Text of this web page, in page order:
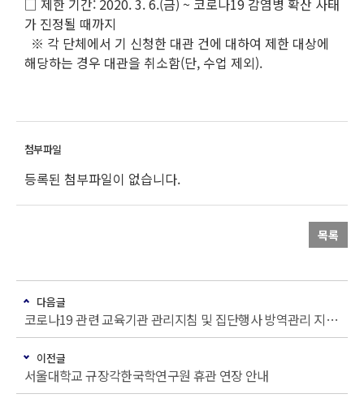
□ 제한 기간: 2020. 3. 6.(금) ~ 코로나19 감염병 확산 사태
가 진정될 때까지
※ 각 단체에서 기 신청한 대관 건에 대하여 제한 대상에
해당하는 경우 대관을 취소함(단, 수업 제외).
등록된 첨부파일이 없습니다.
목록
다음글
코로나19 관련 교육기관 관리지침 및 집단행사 방역관리 지침 등 안내
이전글
서울대학교 규장각한국학연구원 휴관 연장 안내